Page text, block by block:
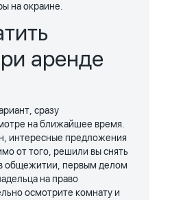
на окраине.
аренде
сразу
на ближайшее время.
интересные предложения
от того, решили вы снять
общежитии, первым делом
на право
осмотрите комнату и